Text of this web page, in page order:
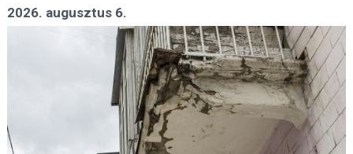
2026. augusztus 6.